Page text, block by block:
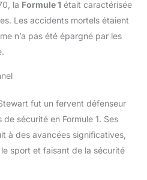
la Formule 1 était caractérisée
Les accidents mortels étaient
n’a pas été épargné par les
fut un fervent défenseur
de sécurité en Formule 1. Ses
à des avancées significatives,
sport et faisant de la sécurité